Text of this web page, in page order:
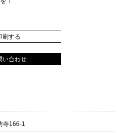
刷する
い合わせ
寺166-1